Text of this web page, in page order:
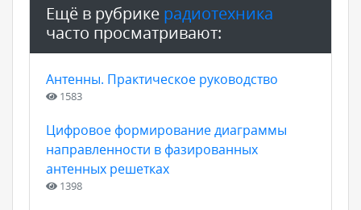
Ещё в рубрике радиотехника
часто просматривают:
Антенны. Практическое руководство
1583
Цифровое формирование диаграммы
направленности в фазированных
антенных решетках
1398